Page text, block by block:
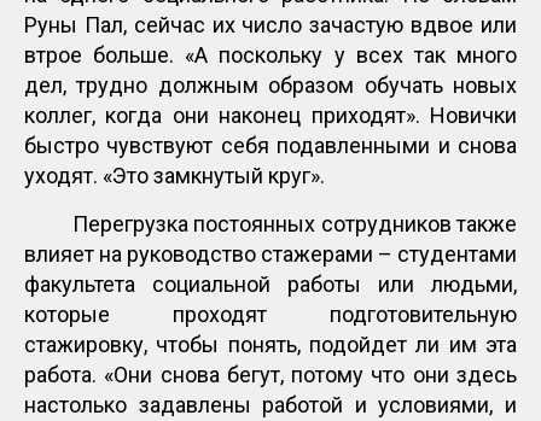
Руны Пал, сейчас их число зачастую вдвое или
втрое больше. «А поскольку у всех так много
дел, трудно должным образом обучать новых
коллег, когда они наконец приходят». Новички
быстро чувствуют себя подавленными и снова
уходят. «Это замкнутый круг».
Перегрузка постоянных сотрудников также
влияет на руководство стажерами – студентами
факультета социальной работы или людьми,
которые проходят подготовительную
стажировку, чтобы понять, подойдет ли им эта
работа. «Они снова бегут, потому что они здесь
настолько задавлены работой и условиями, и